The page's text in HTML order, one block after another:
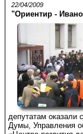
22/04/2009
"Ориентир -
депутатам оказали
Думы, Управления